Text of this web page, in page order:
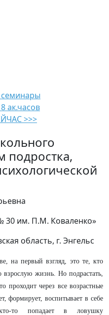
семинары
8 ак.часов
>>>
подростка,
им. П.М. Коваленко»
область, г. Энгельс
на первый взгляд, это те, кто
взрослую жизнь. Но подрастать,
проходит через все возрастные
формирует, воспитывает в себе
то попадает в ловушку